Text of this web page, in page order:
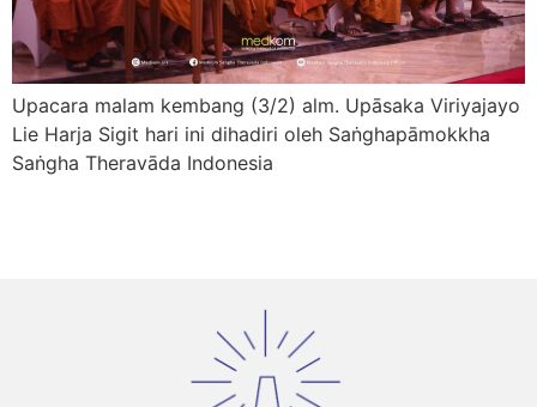
Upacara malam kembang (3/2) alm. Upāsaka Viriyajayo
Lie Harja Sigit hari ini dihadiri oleh Saṅghapāmokkha
Saṅgha Theravāda Indonesia